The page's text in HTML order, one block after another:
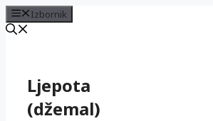
Izbornik
sadržajLjepota
(džemal)